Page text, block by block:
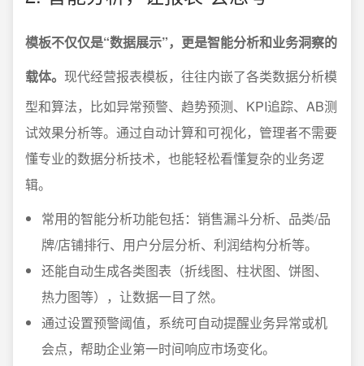
模板不仅仅是“数据展示”，更是智能分析和业务洞察的
载体。 现代经营报表模板，往往内嵌了各类数据分析模
型和算法，比如异常预警、趋势预测、KPI追踪、AB测
试效果分析等。通过自动计算和可视化，管理者不需要
懂专业的数据分析技术，也能轻松看懂复杂的业务逻
辑。
常用的智能分析功能包括：销售漏斗分析、品类/品
牌/店铺排行、用户分层分析、利润结构分析等。
还能自动生成各类图表（折线图、柱状图、饼图、
热力图等），让数据一目了然。
通过设置预警阈值，系统可自动提醒业务异常或机
会点，帮助企业第一时间响应市场变化。